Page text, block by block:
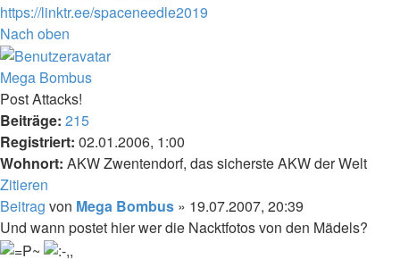
https://linktr.ee/spaceneedle2019
Nach oben
Mega Bombus
Post Attacks!
Beiträge: 215
Registriert: 02.01.2006, 1:00
Wohnort: AKW Zwentendorf, das sicherste AKW der Welt
Zitieren
Beitrag von Mega Bombus » 19.07.2007, 20:39
Und wann postet hier wer die Nacktfotos von den Mädels?